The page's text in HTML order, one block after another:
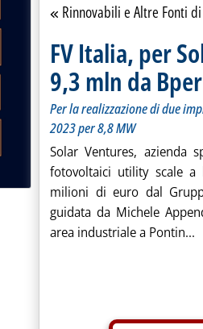
Torna alla sezione
Rinnovabili e Altre Fonti
FV Italia, per
9,3 mln da Bper
Per la realizzazione di due
2023 per 8,8 MW
Solar Ventures, azienda
fotovoltaici utility scale
milioni di euro dal
guidata da Michele
area industriale a Pontin...